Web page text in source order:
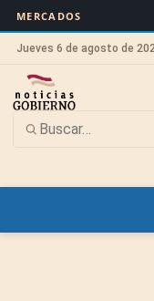
MERCADOS
Jueves 6 de agosto de